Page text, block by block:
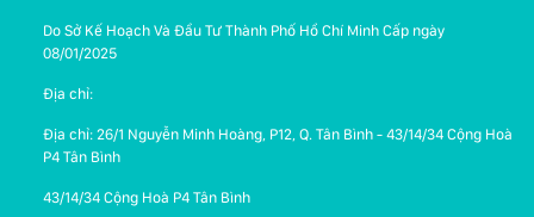
Do Sở Kế Hoạch Và Đầu Tư Thành Phố Hồ Chí Minh Cấp ngày
08/01/2025
Địa chỉ:
Địa chỉ: 26/1 Nguyễn Minh Hoàng, P12, Q. Tân Bình - 43/14/34 Cộng Hoà
P4 Tân Bình
43/14/34 Cộng Hoà P4 Tân Bình